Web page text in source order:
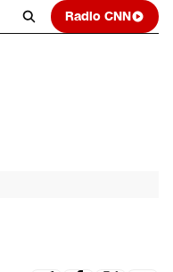
Radio CNN